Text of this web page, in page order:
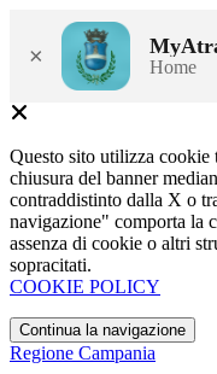
× Home
Questo sito utilizza cookie
chiusura del banner
contraddistinto dalla X o
navigazione" comporta la
assenza di cookie o altri
sopracitati.
COOKIE POLICY
Continua la navigazione
Regione Campania